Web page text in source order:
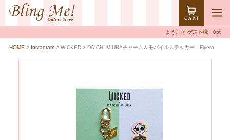
ようこそゲスト様 0pt
HOME > Instagram> WICKED × DAICHI MIURAチャーム＆モバイルステッカー Fiyero